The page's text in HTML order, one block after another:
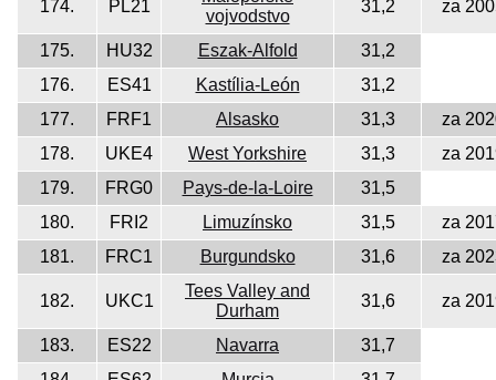
174. PL21
vojvodstvo
31,2 za
175. HU32 Eszak-Alfold
31,2
176.
ES41 Kastília-León
31,2
177.
FRF1 Alsasko 31,3
za
178.
UKE4 West Yorkshire 31,3
za
179.
FRG0 Pays-de-la-Loire
31,5
180.
FRI2 Limuzínsko 31,5
za
181.
FRC1 Burgundsko 31,6 za
182. UKC1
Tees Valley and
Durham
31,6 za
183. ES22 Navarra
31,7